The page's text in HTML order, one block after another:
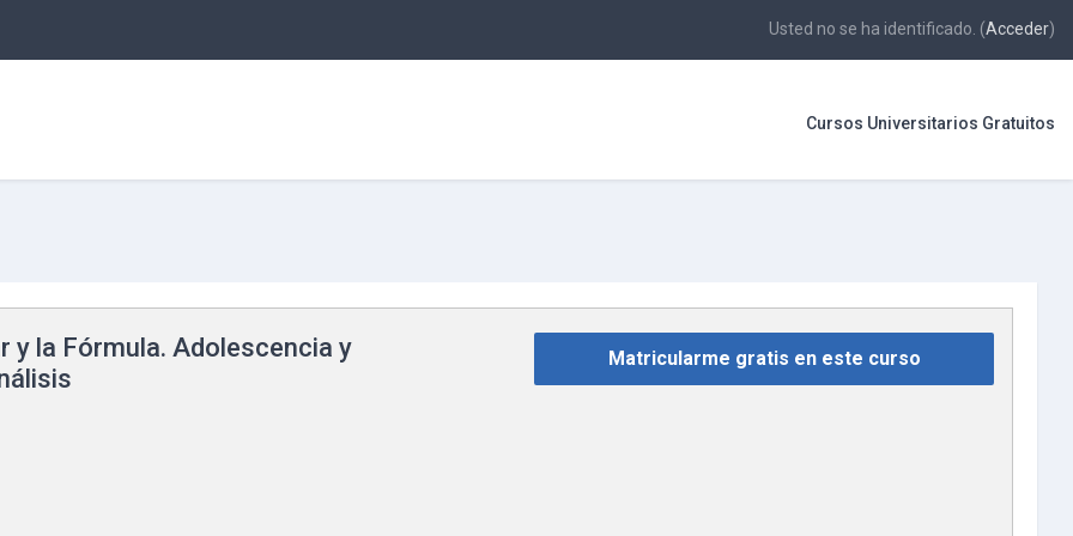
Usted no se ha identificado. (Acceder)
Cursos Universitarios Gratuitos
y la Fórmula. Adolescencia y
Matricularme gratis en este curso